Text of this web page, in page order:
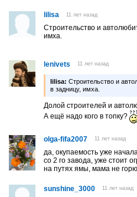
lilisa 11 лет назад
Строительство и
имха.
lenivets 11 лет назад
lilisa: Строительство и
в задницу, имха.
Долой строителей и
А ещё надо кого в топку?
olga-fifa2007 11 лет назад
да, окупаемость уже
со 2 го завода, уже стоит
на путях ямы, мама не
sunshine_3000 11 лет назад